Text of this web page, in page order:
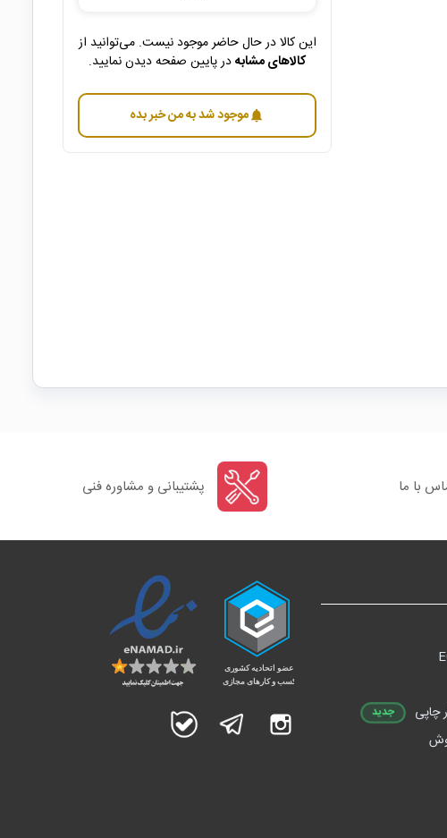
این کالا در حال حاضر موجود نیست. می‌توانید از
کالاهای مشابهدر پایین صفحه دیدن نمایید.
notificationsموجود شد به من خبر بده
با ما پشتیبانی و مشاوره فنی
چاپی
جدید اینستاگرام تلگرام